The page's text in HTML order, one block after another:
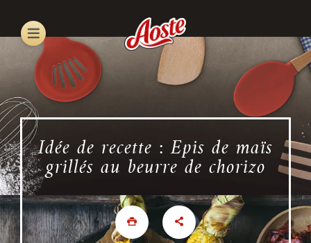
main
content
Idée de recette : Epis de maïs
grillés au beurre de chorizo